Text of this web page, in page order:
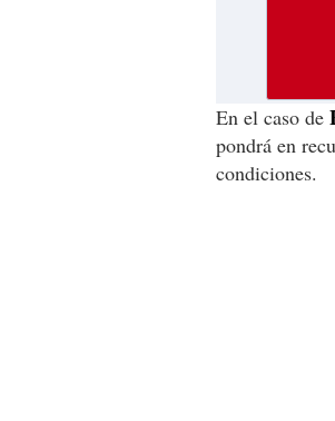
En el caso de
pondrá en
condiciones.